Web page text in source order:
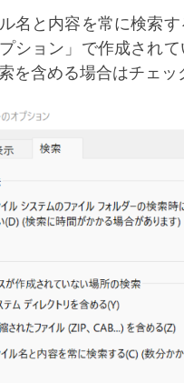
ル名と内容を常に検索
ション」で作成され
を含める場合はチェッ